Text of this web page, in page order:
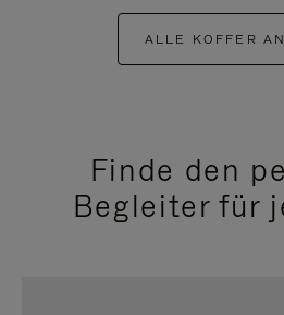
ALLE KOFFER
Finde den
Begleiter für